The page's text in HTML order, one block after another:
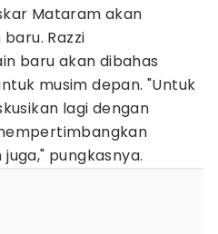
Mataram akan
Razzi
baru akan dibahas
musim depan. "Untuk
lagi dengan
pungkasnya.